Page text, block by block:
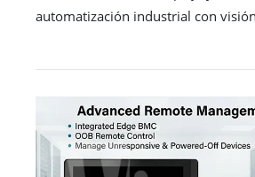
automatización industrial con